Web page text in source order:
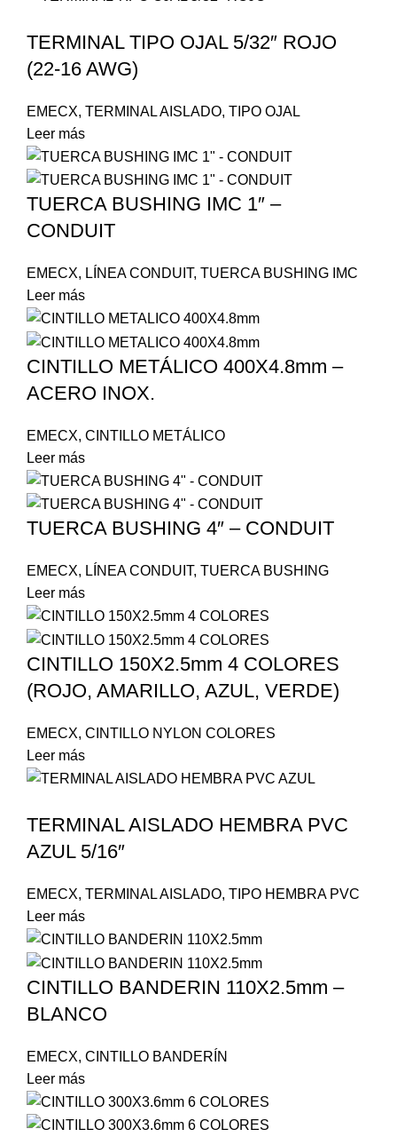
TERMINAL TIPO OJAL 5/32″ ROJO
(22-16 AWG)
EMECX, TERMINAL AISLADO, TIPO OJAL
Leer más
TUERCA BUSHING IMC 1″ –
CONDUIT
EMECX, LÍNEA CONDUIT, TUERCA BUSHING IMC
Leer más
CINTILLO METÁLICO 400X4.8mm –
ACERO INOX.
EMECX, CINTILLO METÁLICO
Leer más
TUERCA BUSHING 4″ – CONDUIT
EMECX, LÍNEA CONDUIT, TUERCA BUSHING
Leer más
CINTILLO 150X2.5mm 4 COLORES
(ROJO, AMARILLO, AZUL, VERDE)
EMECX, CINTILLO NYLON COLORES
Leer más
TERMINAL AISLADO HEMBRA PVC
AZUL 5/16″
EMECX, TERMINAL AISLADO, TIPO HEMBRA PVC
Leer más
CINTILLO BANDERIN 110X2.5mm –
BLANCO
EMECX, CINTILLO BANDERÍN
Leer más